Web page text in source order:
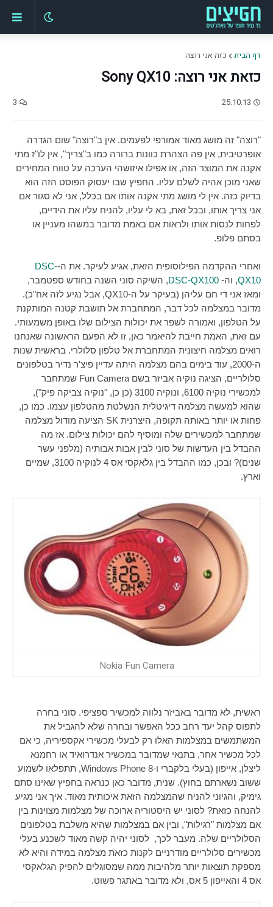
דף הבית כזה אני רוצה
כזאת אני רוצה: Sony QX10
25.10.13
3
"רוצה" זה מושג מאוד אמורפי לפעמים. אין ב"רוצה" שום הגדרה
אופרטיבית, אין פה הצהרת כוונות ברורה כמו ב"צריך", אין לו"ז מתי
אקנה את המוצר הזה, או אפילו איזושהי הערכה על טווח המחירים
שאני מוכן אהיה לשלם עליו. החפיץ שבו יעסוק הפוסט הזה הוא
בדיוק כזה. אין לי מושג מתי אקנה אותו אם בכלל, אני לא סגור אם
אני צריך אותו, ובכל זאת, בא לי עליו, להניח עליו את הידיים,
לפחות לנסות אותו ולראות אם באמת מדובר במשהו מעניין או
בסתם פלופ.
ואחרי ההקדמה הפילוסופית הזאת, אגיע לעיקר. את ה-DSC-
QX10, וה- DSC-QX100, השיקה סוני השנה בחודש ספטמבר,
ומאז אני די חם עליהן (בעיקר על ה-QX10, אבל נגיע לזה אח"כ).
מדובר במצלמה לכל דבר, המתחברת אל תושבת קטנה המותקנת
על הטלפון, ואמורה לשפר את יכולות הצילום שלו באופן משמעותי.
עם זאת, האמת חייבת להיאמר כאן, זו לא הפעם הראשונה שאנחנו
רואים מצלמה חיצונית המתחברת אל טלפון סלולרי. בראשית שנות
ה-2000, עוד בימים בהם מצלמה היתה עדיין פיצ'ר נדיר בטלפונים
סלולריים, הציגה נוקיה אביזר בשם Fun Camera שמתחבר
למכשירי נוקיה 6100, ונוקיה 3100 (כן כן, "נוקיה צביקה פיק"),
שהוא למעשה מצלמה דיגיטלית הנשלטת מהטלפון עצמו. כמו כן,
פחות או יותר באותה תקופה, היצרנית SK הציעה מודול מצלמה
שמתחבר למכשירים שלה ומוסיף להם יכולות צילום. אז מה
ההבדל בין העדשות של סוני לבין אבות אבותיה (מלפני עשר
שנים)? ובכן, כמו ההבדל בין גלאקסי אס 4 לנוקיה 3100, שמיים
וארץ.
Nokia Fun Camera
ראשית, לא מדובר באביזר נלווה למכשיר ספציפי. סוני בחרה
לתפוס קהל יעד רחב ככל האפשר ובחרה שלא להגביל את
המשתמשים במצלמות האלו רק לבעלי מכשירי אקספיריה, כי אם
לכל מכשיר אחר, בתנאי שמדובר במכשיר אנדרואיד או רחמנא
ליצלן, אייפון (בעלי בלקברי ו-Windows Phone 8, תתפלאו לשמוע
ששוב נשארתם בחוץ). שנית, מדובר כאן כנראה בחפיץ שאינו סתם
גימיק, והגיוני להניח שהמצלמה הזאת איכותית מאוד. איך אני מגיע
להנחה כזאת? לסוני יש היסטוריה ארוכה של מצלמות מצוינות בין
אם מצלמות "רגילות", ובין אם במצלמות שהיא משלבת בטלפונים
הסלולריים שלה. מעבר לכך, לסוני יהיה קשה מאוד לשכנע בעלי
מכשירים סלולריים מודרניים לקנות כזאת מצלמה במידה והיא לא
מספקת תוצאות יותר מלהיבות ממה שמסוגלים להפיק הגלאקסי
אס 4 והאייפון 5 אס, ולא מדובר באתגר פשוט.